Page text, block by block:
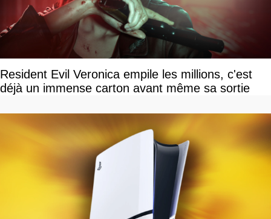
Resident Evil Veronica empile les millions, c'est
déjà un immense carton avant même sa sortie